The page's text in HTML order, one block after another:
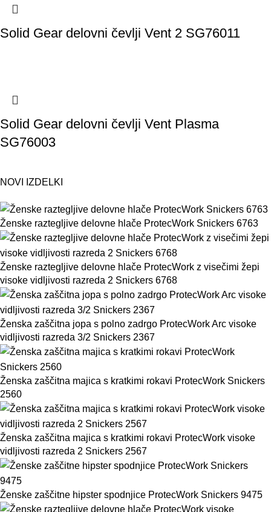
NOVI IZDELKI
Ženske raztegljive delovne hlače ProtecWork Snickers 6763
Ženske raztegljive delovne hlače ProtecWork z visečimi žepi
visoke vidljivosti razreda 2 Snickers 6768
Ženska zaščitna jopa s polno zadrgo ProtecWork Arc visoke
vidljivosti razreda 3/2 Snickers 2367
Ženska zaščitna majica s kratkimi rokavi ProtecWork Snickers
2560
Ženska zaščitna majica s kratkimi rokavi ProtecWork visoke
vidljivosti razreda 2 Snickers 2567
Ženske zaščitne hipster spodnjice ProtecWork Snickers 9475
Solid Gear delovni čevlji Vent 2 SG76011
Solid Gear delovni čevlji Vent Plasma
SG76003